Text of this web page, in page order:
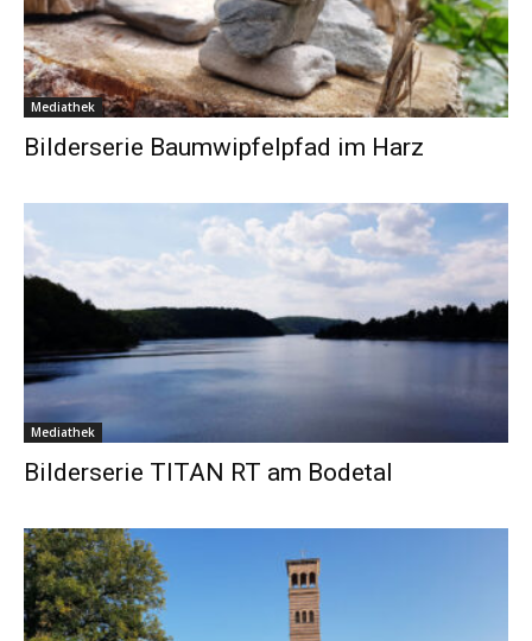
Mediathek
Bilderserie Baumwipfelpfad im Harz
Mediathek
Bilderserie TITAN RT am Bodetal